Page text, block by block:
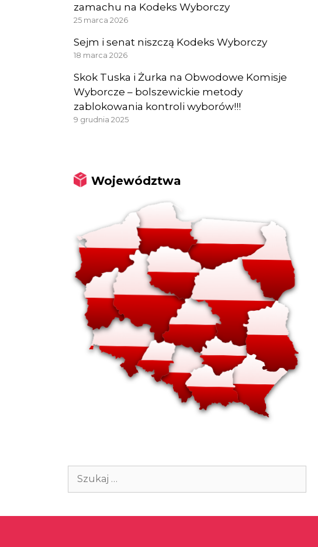
zamachu na Kodeks Wyborczy
25 marca 2026
Sejm i senat niszczą Kodeks Wyborczy
18 marca 2026
Skok Tuska i Żurka na Obwodowe Komisje
Wyborcze – bolszewickie metody
zablokowania kontroli wyborów!!!
9 grudnia 2025
Województwa
Szukaj: